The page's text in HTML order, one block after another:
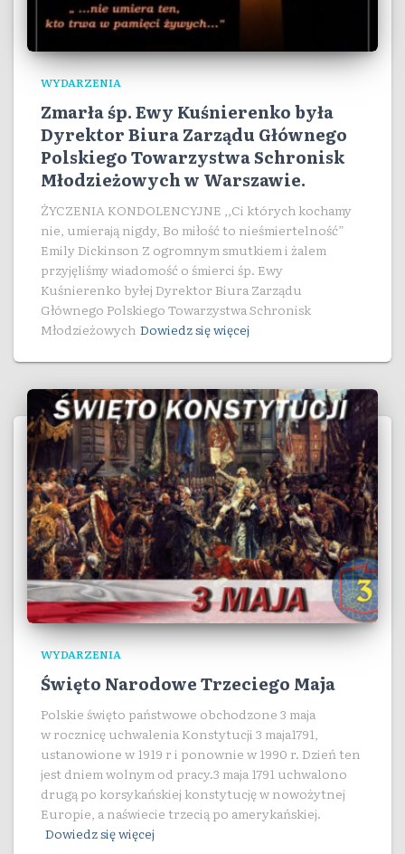
WYDARZENIA
Zmarła śp. Ewy Kuśnierenko była
Dyrektor Biura Zarządu Głównego
Polskiego Towarzystwa Schronisk
Młodzieżowych w Warszawie.
ŻYCZENIA KONDOLENCYJNE ,,Ci których kochamy
nie, umierają nigdy, Bo miłość to nieśmiertelność”
Emily Dickinson Z ogromnym smutkiem i żalem
przyjęliśmy wiadomość o śmierci śp. Ewy
Kuśnierenko byłej Dyrektor Biura Zarządu
Głównego Polskiego Towarzystwa Schronisk
Młodzieżowych Dowiedz się więcej
WYDARZENIA
Święto Narodowe Trzeciego Maja
Polskie święto państwowe obchodzone 3 maja
w rocznicę uchwalenia Konstytucji 3 maja1791,
ustanowione w 1919 r i ponownie w 1990 r. Dzień ten
jest dniem wolnym od pracy.3 maja 1791 uchwalono
drugą po korsykańskiej konstytucję w nowożytnej
Europie, a naświecie trzecią po amerykańskiej.
Dowiedz się więcej